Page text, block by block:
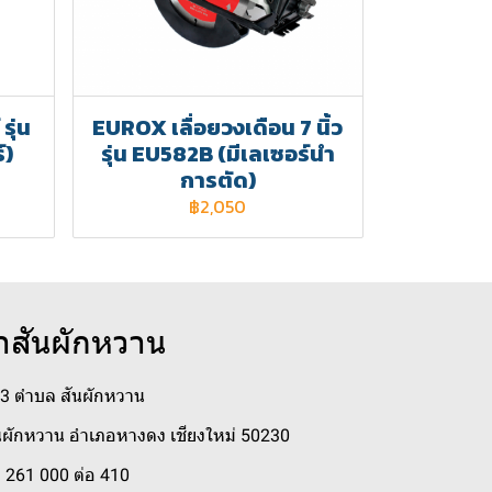
น
EUROX เลื่อยวงเดือน 7 นิ้ว
รุ่น EU582B (มีเลเซอร์นำ
การตัด)
฿2,050
สันผักหวาน
ตำบล สันผักหวาน
กหวาน อำเภอหางดง เชียงใหม่ 50230
261 000 ต่อ 410